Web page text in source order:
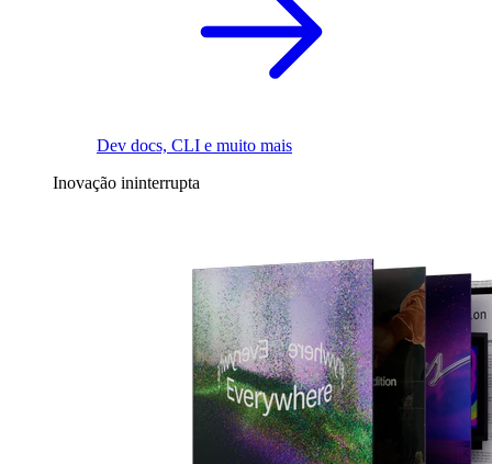
Dev docs, CLI e muito mais
Inovação ininterrupta